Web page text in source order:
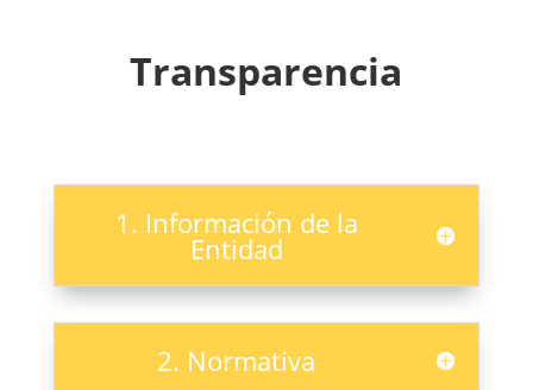
Transparencia
1. Información de la
Entidad
2. Normativa